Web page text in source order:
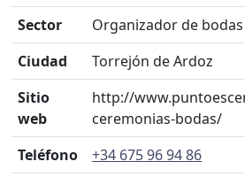
Sector
Organizador de bodas
Ciudad
Torrejón de Ardoz
Sitio
web
http://
ceremonias-bodas/
Teléfono
+34 675 96 94 86